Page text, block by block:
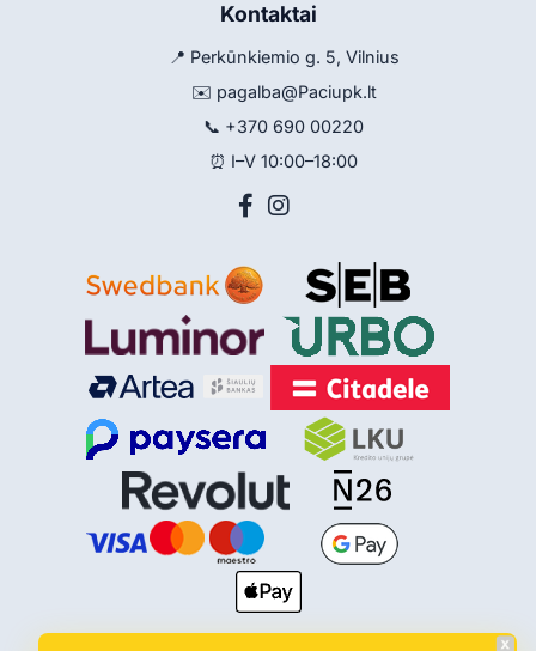
Kontaktai
📍 Perkūnkiemio g. 5, Vilnius
✉️ pagalba@Paciupk.lt
📞 +370 690 00220
⏰ I–V 10:00–18:00